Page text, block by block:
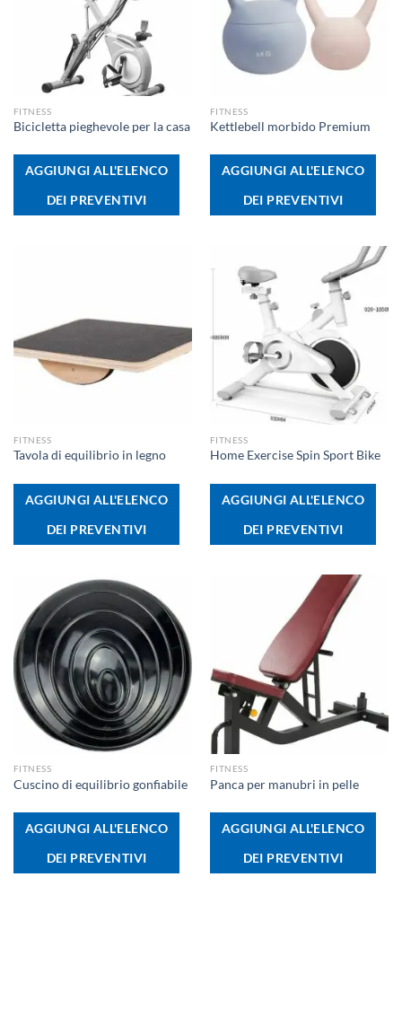
FITNESS
Bicicletta pieghevole per la casa
AGGIUNGI ALL'ELENCO
DEI PREVENTIVI
FITNESS
Kettlebell morbido Premium
AGGIUNGI ALL'ELENCO
DEI PREVENTIVI
FITNESS
Tavola di equilibrio in legno
AGGIUNGI ALL'ELENCO
DEI PREVENTIVI
FITNESS
Home Exercise Spin Sport Bike
AGGIUNGI ALL'ELENCO
DEI PREVENTIVI
FITNESS
Cuscino di equilibrio gonfiabile
AGGIUNGI ALL'ELENCO
DEI PREVENTIVI
FITNESS
Panca per manubri in pelle
AGGIUNGI ALL'ELENCO
DEI PREVENTIVI